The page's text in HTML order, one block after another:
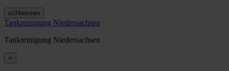
schliessen
Tankreinigung Niedersachsen
Tankreinigung Niedersachsen
×